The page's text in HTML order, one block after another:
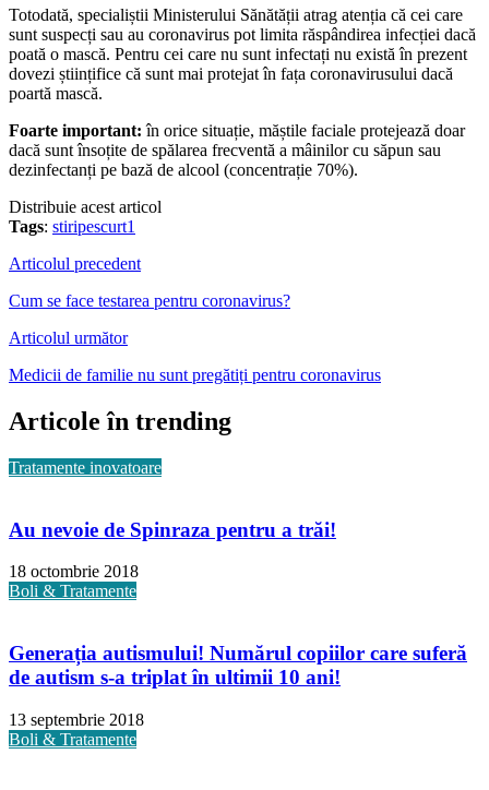
Totodată, specialiștii Ministerului Sănătății atrag atenția că cei care
sunt suspecți sau au coronavirus pot limita răspândirea infecției dacă
poată o mască. Pentru cei care nu sunt infectați nu există în prezent
dovezi științifice că sunt mai protejat în fața coronavirusului dacă
poartă mască.
Foarte important: în orice situație, măștile faciale protejează doar
dacă sunt însoțite de spălarea frecventă a mâinilor cu săpun sau
dezinfectanți pe bază de alcool (concentrație 70%).
Distribuie acest articol
Tags: stiripescurt1
Articolul precedent
Cum se face testarea pentru coronavirus?
Articolul următor
Medicii de familie nu sunt pregătiți pentru coronavirus
Articole în trending
Tratamente inovatoare
Au nevoie de Spinraza pentru a trăi!
18 octombrie 2018
Boli & Tratamente
Generația autismului! Numărul copiilor care suferă
de autism s-a triplat în ultimii 10 ani!
13 septembrie 2018
Boli & Tratamente